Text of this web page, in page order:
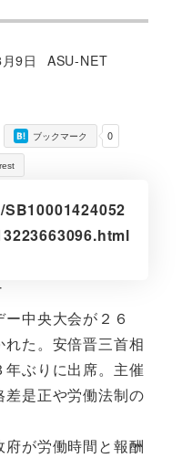
9日
著
ASU-NET
0
ブックマーク
中央大会が２６
た。安倍晋三首相
ぶりに出席。主催
是正や労働法制の
が労働時間と報酬